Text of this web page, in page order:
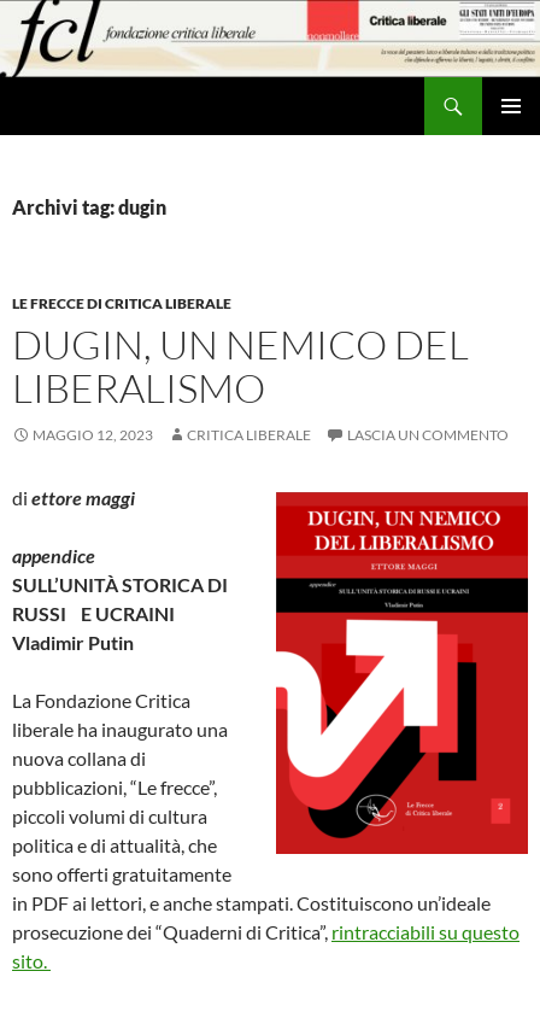
contenuto
Archivi tag: dugin
LE FRECCE DI CRITICA LIBERALE
DUGIN, UN NEMICO DEL
LIBERALISMO
MAGGIO 12, 2023 CRITICA LIBERALE LASCIA UN COMMENTO
di ettore maggi
appendice
SULL’UNITÀ STORICA DI
RUSSI E UCRAINI
Vladimir Putin
La Fondazione Critica
liberale ha inaugurato una
nuova collana di
pubblicazioni, “Le frecce”,
piccoli volumi di cultura
politica e di attualità, che
sono offerti gratuitamente
in PDF ai lettori, e anche stampati. Costituiscono un’ideale
prosecuzione dei “Quaderni di Critica”, rintracciabili su questo
sito.